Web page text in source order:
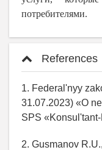
потребителями.
References
1. Federal'nyy
31.07.2023) «O
SPS
2. Gusmanov